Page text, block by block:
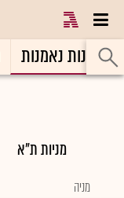
קרנות נאמנות
מניות ת"א
מניה